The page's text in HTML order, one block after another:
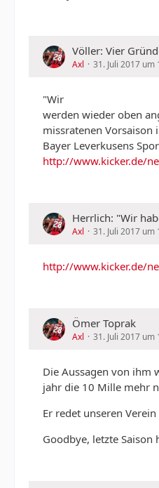
Völler: Vier
Axl 31. Juli 2017 um
"Wir
werden wieder oben
missratenen Vorsaison
Bayer Leverkusens
http://www.kicker.de/
Herrlich: "Wir
Axl 31. Juli 2017 um
http://www.kicker.de/
Ömer Toprak
Axl 31. Juli 2017 um
Die Aussagen von ihm
jahr die 10 Mille mehr
Er redet unseren
Goodbye, letzte Saison